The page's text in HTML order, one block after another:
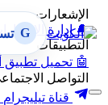
الإشعارات
🔔 إدارة
التطبيقات
🤖 تحميل تطبيق
التواصل
قناة تيليجرام
G